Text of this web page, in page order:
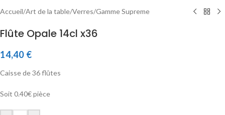
Accueil/Art de la table/Verres/Gamme Supreme
Flûte Opale 14cl x36
14,40 €
Caisse de 36 flûtes
Soit 0.40€ pièce